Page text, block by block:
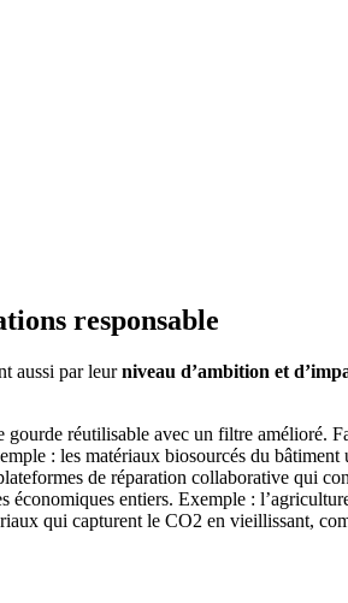
responsable
aussi par leurniveau d’ambition et
réutilisable avec un filtre amélioré.
: les matériaux biosourcés du bâtiment
de réparation collaborative qui
économiques entiers. Exemple :
qui capturent le CO2 en vieillissant,